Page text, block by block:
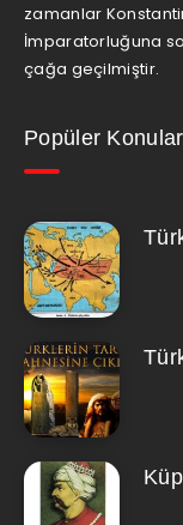
zamanlar
İmparatorluğuna
çağa geçilmiştir.
Popüler Konular